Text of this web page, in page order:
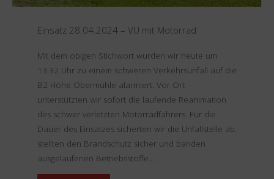
Einsatz 28.04.2024 – VU mit Motorrad
Mit dem obigen Stichwort wurden wir heute um
13.32 Uhr zu einem schweren Verkehrsunfall auf die
B2 Höhe Obermühle alarmiert. Vor Ort
unterstützten wir sofort die laufende Reanimation
des schwer verletzten Motorradfahrers. Für die
Dauer des Einsatzes sicherten wir die Unfallstelle ab,
stellten den Brandschutz sicher und banden
ausgelaufenen Betriebsstoffe.…